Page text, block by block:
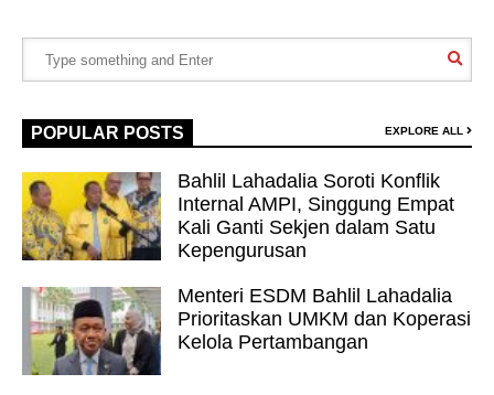
POPULAR POSTS EXPLORE ALL
Bahlil Lahadalia Soroti Konflik
Internal AMPI, Singgung Empat
Kali Ganti Sekjen dalam Satu
Kepengurusan
Menteri ESDM Bahlil Lahadalia
Prioritaskan UMKM dan Koperasi
Kelola Pertambangan